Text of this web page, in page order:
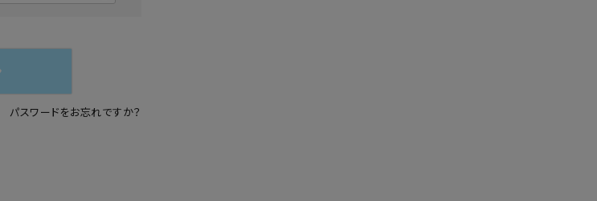
パスワードをお忘れですか？